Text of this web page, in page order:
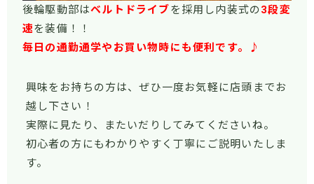
後輪駆動部はベルトドライブを採用し内装式の 3段変
速を装備！！
毎日の通勤通学やお買い物時にも便利です。♪
興味をお持ちの方は、ぜひ一度お気軽に店頭までお
越し下さい！
実際に見たり、またいだりしてみてくださいね。
初心者の方にもわかりやすく丁寧にご説明いたしま
す。